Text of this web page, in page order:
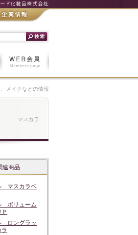
メイクなどの情報
マスカラ
連商品
マスカラベ
ボリューム
ロングラッ